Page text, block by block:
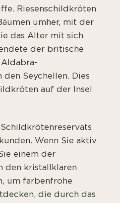
Riesenschildkröten
umher, mit der
das Alter mit sich
der britische
den Seychellen. Dies
auf der Insel
Wenn Sie aktiv
einem der
den kristallklaren
um farbenfrohe
die durch das